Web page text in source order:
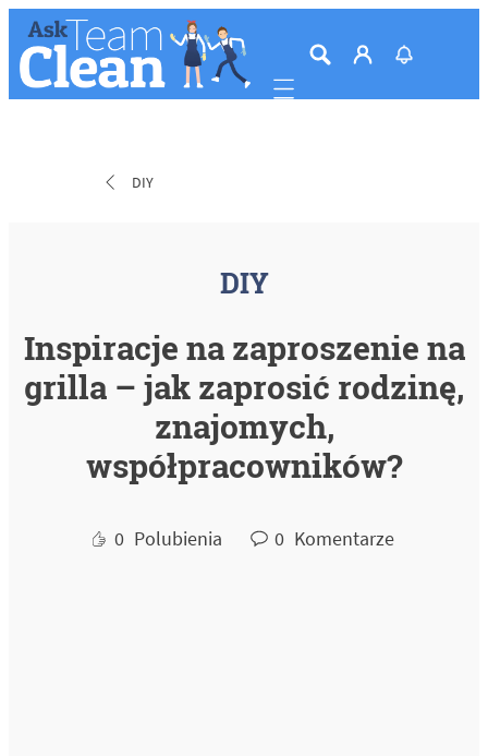
Mobile navigation
DIY
DIY
Inspiracje na zaproszenie na
grilla – jak zaprosić rodzinę,
znajomych,
współpracowników?
0 Polubienia 0 Komentarze